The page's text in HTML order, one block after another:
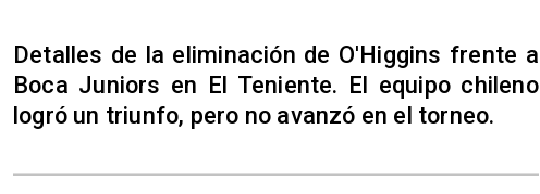
Detalles de la eliminación de O'Higgins frente a
Boca Juniors en El Teniente. El equipo chileno
logró un triunfo, pero no avanzó en el torneo.